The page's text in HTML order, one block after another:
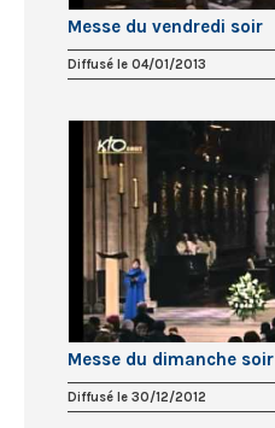
Messe du vendredi soir
Diffusé le 04/01/2013
Messe du dimanche soir
Diffusé le 30/12/2012